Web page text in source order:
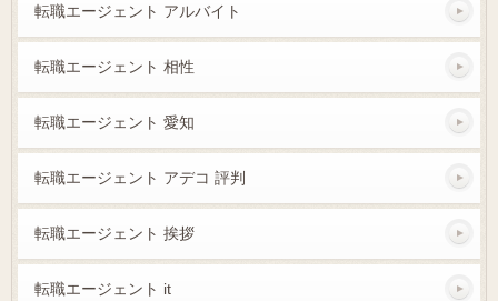
転職エージェント アルバイト
転職エージェント 相性
転職エージェント 愛知
転職エージェント アデコ 評判
転職エージェント 挨拶
転職エージェント it